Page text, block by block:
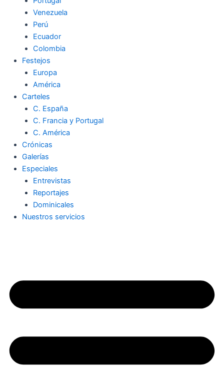
Venezuela
Perú
Ecuador
Colombia
Festejos
Europa
América
Carteles
C. España
C. Francia y Portugal
C. América
Crónicas
Galerías
Especiales
Entrevistas
Reportajes
Dominicales
Nuestros servicios